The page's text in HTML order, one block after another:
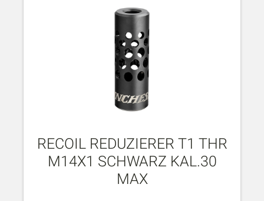
RECOIL REDUZIERER T1 THR
M14X1 SCHWARZ KAL.30
MAX